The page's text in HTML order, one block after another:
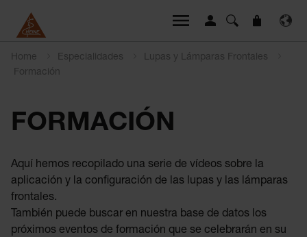
Home Especialidades
Lupas y Lámparas Frontales
Formación
FORMACIÓN
Aquí hemos recopilado una serie de vídeos sobre la
aplicación y la configuración de las lupas y las lámparas
frontales.
También puede buscar en nuestra base de datos los
próximos eventos de formación que se celebrarán en su